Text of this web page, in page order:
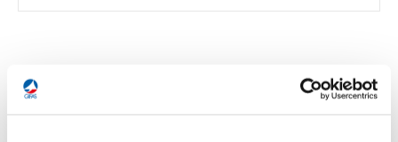
DÉFENSE